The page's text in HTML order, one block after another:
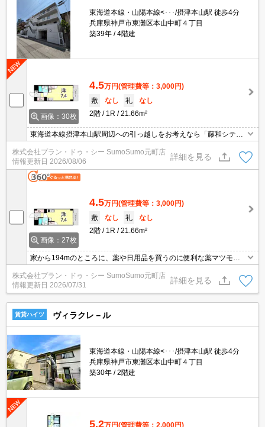
東海道本線・山陽本線<･･･/摂津本山駅 徒歩4分
兵庫県神戸市東灘区本山中町４丁目
築39年
4階建
画像：30枚
4.5万円(管理費等：3,000円)
敷
なし 礼
なし
2階
1R 21.66m²
東海道本線摂津本山駅周辺への引っ越しをお考えなら「藤和シティ
コープ本山」。いかりスーパーマーケット摂津本山駅前店まで340
mです。オートロックで管理されており、不審者の侵入を抑止しま
す。室内設備はエアコン・BSなどが揃っているので、快適に過ごし
やすいお部屋になります。
株式会社プラン・ドゥ・シー SumoSumo元町店
情報更新日 2026/08/06
詳細を見る
画像：27枚
4.5万円(管理費等：3,000円)
敷
なし 礼
なし
2階
1R 21.66m²
家から194mのところに、薬や日用品を買うのに便利な薬マツモト
ク・TVインターホンなど充実しているので、防犯対策もばっちりで
す。収納はクロゼット・シューズボックスなど豊富なので、衣類や
履き物の整理がしやすく便利です。
株式会社プラン・ドゥ・シー SumoSumo元町店
情報更新日 2026/07/31
詳細を見る
賃貸ハイツ ヴィラクレ－ル
東海道本線・山陽本線<･･･/摂津本山駅 徒歩4分
兵庫県神戸市東灘区本山中町４丁目
築30年
2階建
5.2万円(管理費等：2,000円)